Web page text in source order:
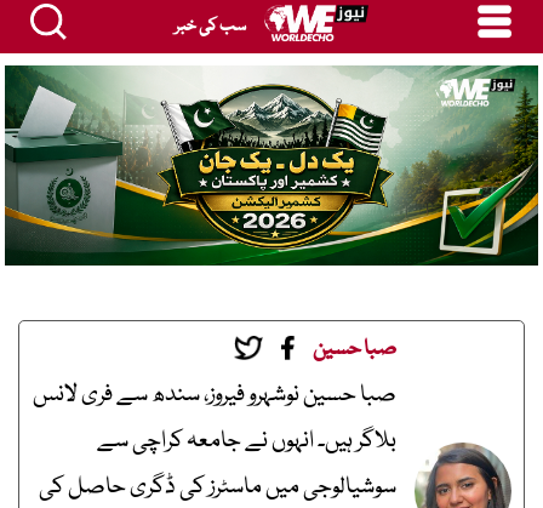
سب کی خبر
صبا حسین
صبا حسین نوشہرو فیروز، سندھ سے فری لانس
بلاگر ہیں۔ انہوں نے جامعہ کراچی سے
سوشیالوجی میں ماسٹرز کی ڈگری حاصل کی